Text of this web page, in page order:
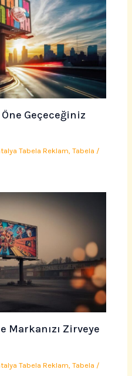
Geçeceğiniz
Tabela Reklam,Tabela /
Zirveye
Tabela Reklam ,Tabela /